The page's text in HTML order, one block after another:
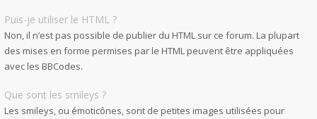
Puis-je utiliser le HTML ?
Non, il n’est pas possible de publier du HTML sur ce forum. La plupart
des mises en forme permises par le HTML peuvent être appliquées
avec les BBCodes.
Que sont les smileys ?
Les smileys, ou émoticônes, sont de petites images utilisées pour